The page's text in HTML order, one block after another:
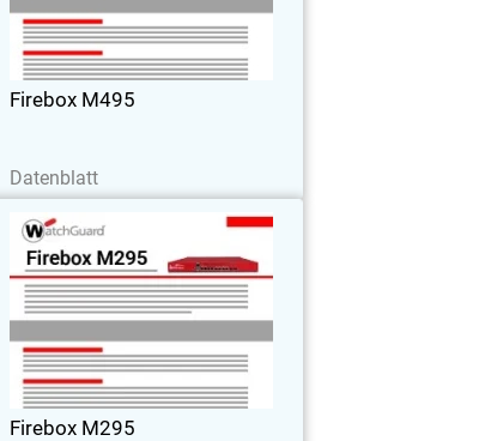
Firebox M495
Datenblatt
mit mehr Benutzerkapazität.
Unterstützt 6,3 Gbit/s UTM-
Datendurchsatz und 3,5 Gbit/s bei
Firebox M295
Firebox M295
Für kleine Büros und Remote-Standorte
kompaktem Design und flexiblen Port-
Optionen.